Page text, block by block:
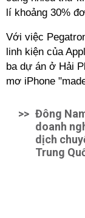
lí khoảng 30%
Với việc
linh kiện của
ba dự án ở Hải
mơ iPhone
>> Đông
doanh
dịch
Trung